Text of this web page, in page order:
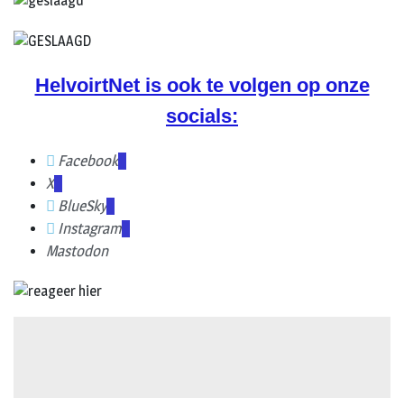
HelvoirtNet is ook te volgen op onze
socials:
Facebook
X
BlueSky
Instagram
Mastodon